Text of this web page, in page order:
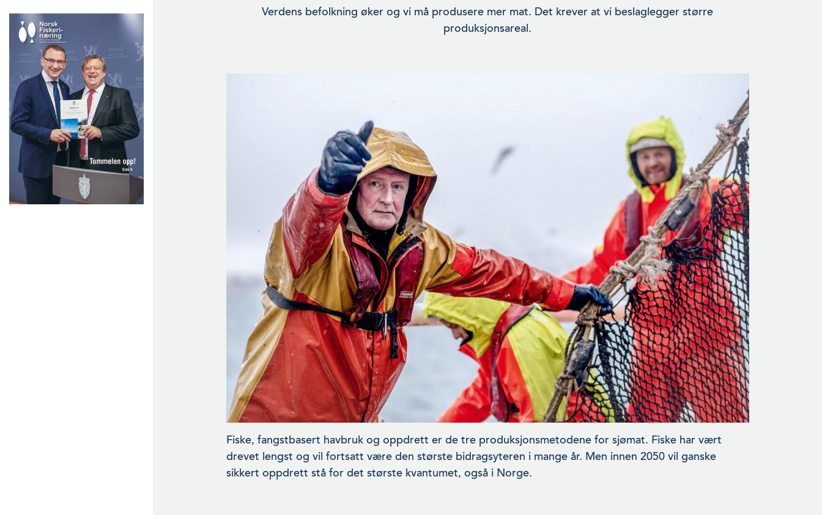
Verdens befolkning øker og vi må produsere mer mat. Det krever at vi beslaglegger større
produksjonsareal.
Fiske, fangstbasert havbruk og oppdrett er de tre produksjonsme­todene for sjømat. Fiske har vært
drevet lengst og vil fortsatt være den største bidragsyteren i mange år. Men innen 2050 vil ganske
sikkert oppdrett stå for det største kvantumet, også i Norge.